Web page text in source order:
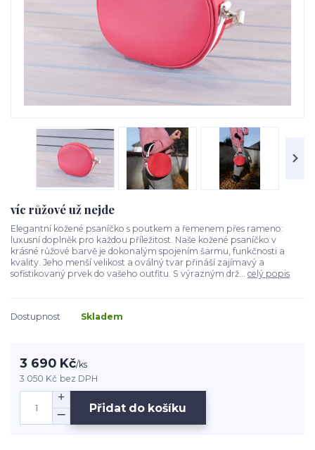
víc růžové už nejde
Elegantní kožené psaníčko s poutkem a řemenem přes rameno:
luxusní doplněk pro každou příležitost. Naše kožené psaníčko v
krásné růžové barvě je dokonalým spojením šarmu, funkčnosti a
kvality. Jeho menší velikost a oválný tvar přináší zajímavý a
sofistikovaný prvek do vašeho outfitu. S výrazným drž... celý popis
Dostupnost Skladem
3 690 Kč/ks
3 050 Kč bez DPH
Přidat do košíku